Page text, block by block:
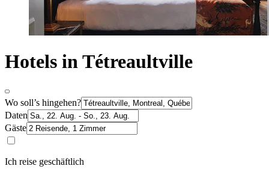
Hotels in Tétreaultville
Wo soll’s hingehen?
Daten
Gäste
Ich reise geschäftlich